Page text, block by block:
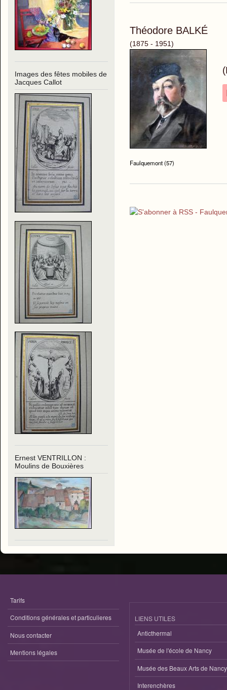
Images des fêtes mobiles de
Jacques Callot
Ernest VENTRILLON :
Moulins de Bouxières
Théodore BALKÉ
(1875 - 1951)
Faulquemont (57)
Tarifs
Conditions générales et particulieres
Nous contacter
Mentions légales
LIENS UTILES
Anticthermal
Musée de l'école de Nancy
Musée des Beaux Arts de Nancy
Interenchères